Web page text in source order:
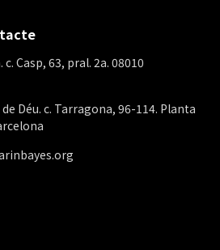
Casp, 63, pral. 2a. 08010
Déu. c. Tarragona, 96-114. Planta